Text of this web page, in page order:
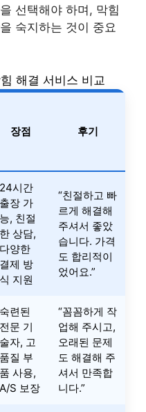
선택해야 하며, 막힘
숙지하는 것이 중요
해결 서비스 비교
장점 후기
24시간
출장 가
능, 친절
한 상담,
다양한
결제 방
식 지원
“친절하고 빠
르게 해결해
주셔서 좋았
습니다. 가격
도 합리적이
었어요.”
숙련된
전문 기
술자, 고
품질 부
품 사용,
A/S 보장
“꼼꼼하게 작
업해 주시고,
오래된 문제
도 해결해 주
셔서 만족합
니다.”